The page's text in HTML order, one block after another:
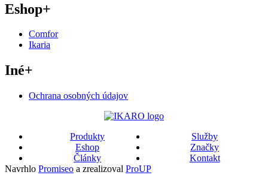
Eshop+
Comfor
Ikaria
Iné+
Ochrana osobných údajov
Produkty
Služby
Eshop
Značky
Články
Kontakt
Navrhlo Promiseo a zrealizoval ProUP